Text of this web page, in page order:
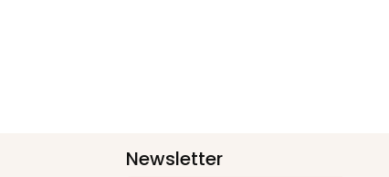
Newsletter